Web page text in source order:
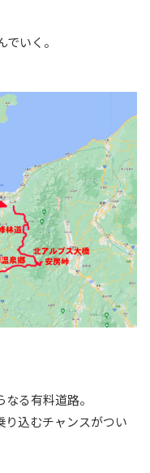
いく。
る有料道路。
り込むチャンスがつい